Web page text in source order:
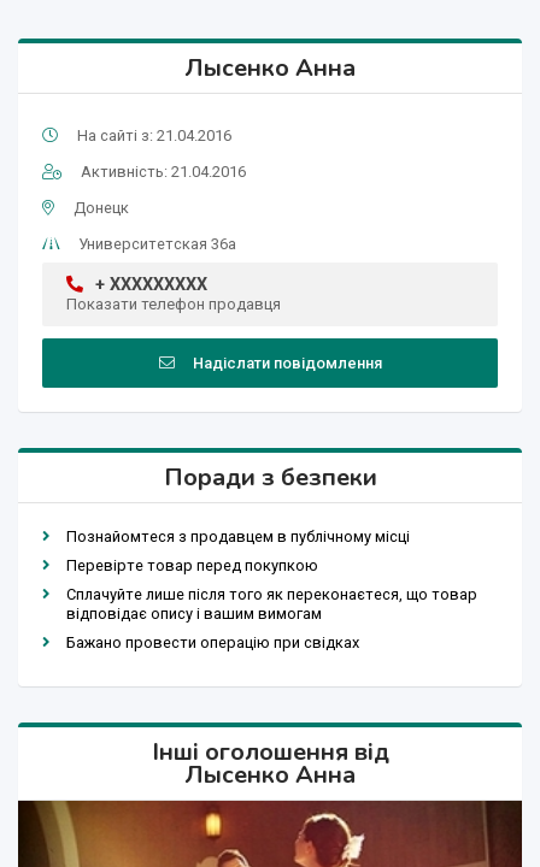
Лысенко Анна
На сайті з: 21.04.2016
Активність: 21.04.2016
Донецк
Университетская 36а
+ XXXXXXXXX
Показати телефон продавця
Надіслати повідомлення
Поради з безпеки
Познайомтеся з продавцем в публічному місці
Перевірте товар перед покупкою
Сплачуйте лише після того як переконаєтеся, що товар
відповідає опису і вашим вимогам
Бажано провести операцію при свідках
Інші оголошення від
Лысенко Анна